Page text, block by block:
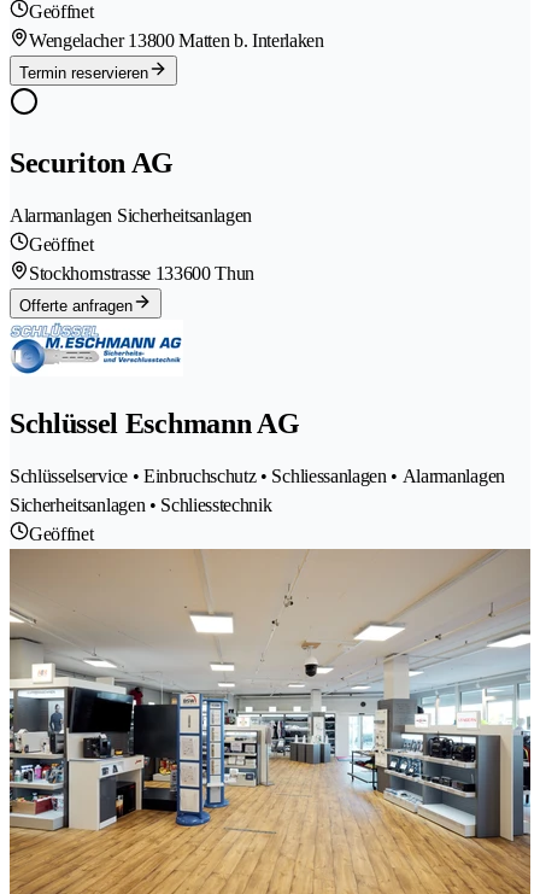
Geöffnet
Wengelacher 13800 Matten b. Interlaken
Termin reservieren
Securiton AG
Alarmanlagen Sicherheitsanlagen
Geöffnet
Stockhornstrasse 133600 Thun
Offerte anfragen
Schlüssel Eschmann AG
Schlüsselservice • Einbruchschutz • Schliessanlagen • Alarmanlagen
Sicherheitsanlagen • Schliesstechnik
Geöffnet